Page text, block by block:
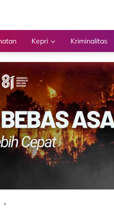
Kepri Kriminalitas